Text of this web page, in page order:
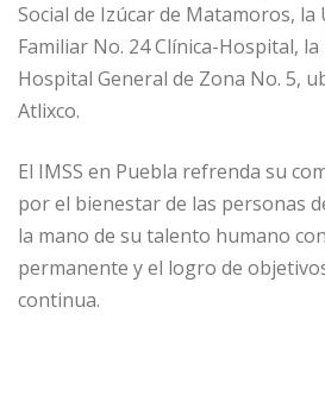
Social de Izúcar de Matamoros, la
Familiar No. 24 Clínica-Hospital,
Hospital General de Zona No. 5,
Atlixco.
El IMSS en Puebla refrenda su
por el bienestar de las personas
la mano de su talento humano
permanente y el logro de
continua.